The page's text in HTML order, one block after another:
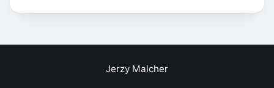
Jerzy Malcher